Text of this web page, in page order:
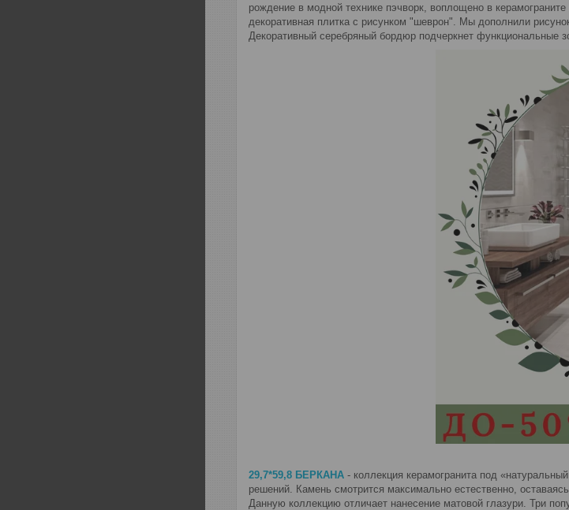
рождение в модной технике пэчворк, воплощено в
декоративная плитка с рисунком "шеврон". Мы дополнили
Декоративный серебряный бордюр подчеркнет функциональные
29,7*59,8 БЕРКАНА - коллекция керамогранита под
решений. Камень смотрится максимально естественно,
Данную коллекцию отличает нанесение матовой глазури. Три